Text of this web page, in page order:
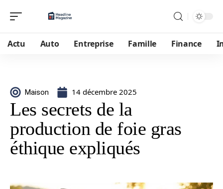
Actu Auto Entreprise Famille Finance
Maison 14 décembre 2025
Les secrets de la
production de foie gras
éthique expliqués